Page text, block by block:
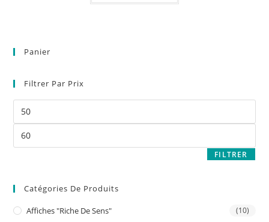
Panier
Filtrer Par Prix
FILTRER
Catégories De Produits
Affiches "riche De Sens" (10)